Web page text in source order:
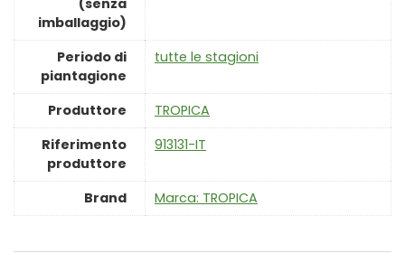
(senza
imballaggio)
Periodo di
piantagione
‎tutte le stagioni
Produttore
‎TROPICA
Riferimento
produttore
‎913131-IT
Brand Marca: TROPICA